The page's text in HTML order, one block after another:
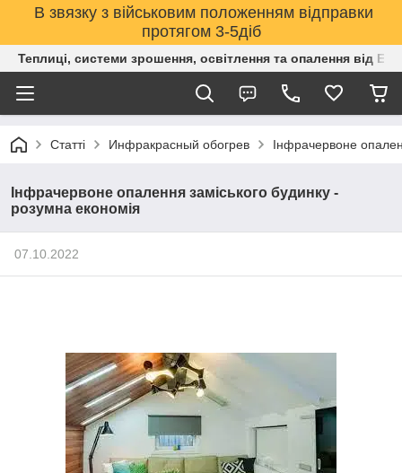
В звязку з військовим положенням відправки
протягом 3-5діб
Теплиці, системи зрошення, освітлення та опалення від
Статті Инфракрасный обогрев Інфрачервоне
Інфрачервоне опалення заміського будинку -
розумна економія
07.10.2022